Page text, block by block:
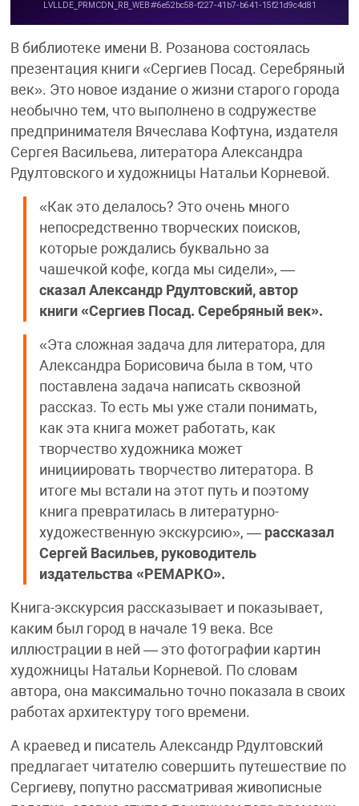
В библиотеке имени В. Розанова состоялась
презентация книги «Сергиев Посад. Серебряный
век». Это новое издание о жизни старого города
необычно тем, что выполнено в содружестве
предпринимателя Вячеслава Кофтуна, издателя
Сергея Васильева, литератора Александра
Рдултовского и художницы Натальи Корневой.
«Как это делалось? Это очень много
непосредственно творческих поисков,
которые рождались буквально за
чашечкой кофе, когда мы сидели», —
сказал Александр Рдултовский, автор
книги «Сергиев Посад. Серебряный век».
«Эта сложная задача для литератора, для
Александра Борисовича была в том, что
поставлена задача написать сквозной
рассказ. То есть мы уже стали понимать,
как эта книга может работать, как
творчество художника может
инициировать творчество литератора. В
итоге мы встали на этот путь и поэтому
книга превратилась в литературно-
художественную экскурсию», — рассказал
Сергей Васильев, руководитель
издательства «РЕМАРКО».
Книга-экскурсия рассказывает и показывает,
каким был город в начале 19 века. Все
иллюстрации в ней — это фотографии картин
художницы Натальи Корневой. По словам
автора, она максимально точно показала в своих
работах архитектуру того времени.
А краевед и писатель Александр Рдултовский
предлагает читателю совершить путешествие по
Сергиеву, попутно рассматривая живописные